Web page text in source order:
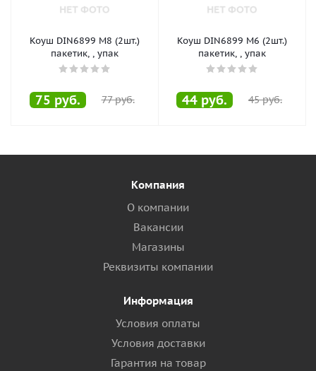
Коуш DIN6899 M8 (2шт.)
пакетик, , упак
75 руб. 77руб.
Коуш DIN6899 M6 (2шт.)
пакетик, , упак
44 руб. 45руб.
Компания
О компании
Вакансии
Магазины
Реквизиты компании
Информация
Условия оплаты
Условия доставки
Гарантия на товар